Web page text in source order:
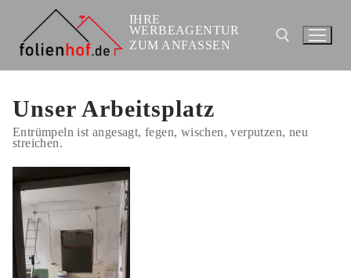
springen
IHRE
WERBEAGENTUR
ZUM ANFASSEN
Unser Arbeitsplatz
Entrümpeln ist angesagt, fegen, wischen, verputzen, neu
streichen.